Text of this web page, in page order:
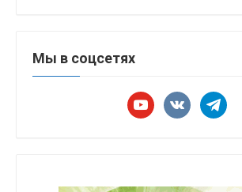
Мы в соцсетях
youtubevkontaktetelegram